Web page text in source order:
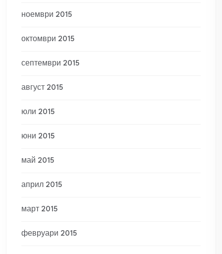
ноември 2015
октомври 2015
септември 2015
август 2015
юли 2015
юни 2015
май 2015
април 2015
март 2015
февруари 2015